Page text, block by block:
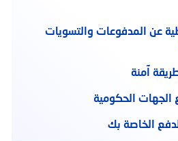
عن المدفوعات والتسويات
آمنة
الحكومية
الخاصة بك